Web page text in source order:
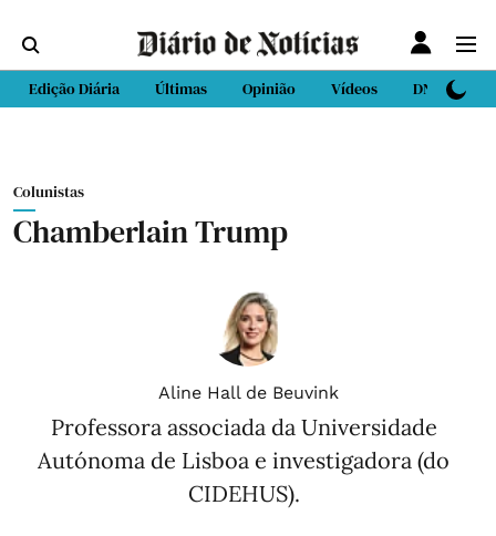
Edição Diária Últimas Opinião Vídeos DN Sport
Colunistas
Chamberlain Trump
Aline Hall de Beuvink
Professora associada da Universidade
Autónoma de Lisboa e investigadora (do
CIDEHUS).